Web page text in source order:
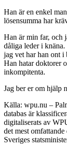
Han är en enkel
lösensumma har
Han är min far, och
dåliga leder i
jag vet har han ont i
Han hatar doktorer
inkompitenta.
Jag ber er om hjälp
Källa: wpu.nu –
databas är
digitaliserats av
det mest
Sveriges